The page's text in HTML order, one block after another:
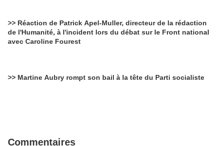
>> Réaction de Patrick Apel-Muller, directeur de la rédaction
de l'Humanité, à l'incident lors du débat sur le Front national
avec Caroline Fourest
>> Martine Aubry rompt son bail à la tête du Parti socialiste
Commentaires